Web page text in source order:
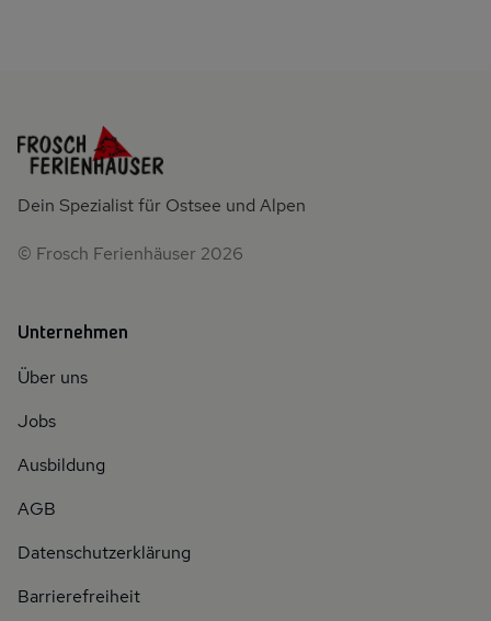
Dein Spezialist für Ostsee und Alpen
© Frosch Ferienhäuser 2026
Unternehmen
Über uns
Jobs
Ausbildung
AGB
Datenschutzerklärung
Barrierefreiheit